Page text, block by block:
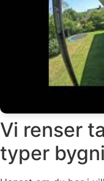
Vi renser
typer